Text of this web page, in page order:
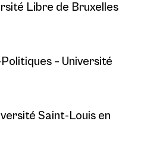
Libre de Bruxelles
– Université
Saint-Louis en